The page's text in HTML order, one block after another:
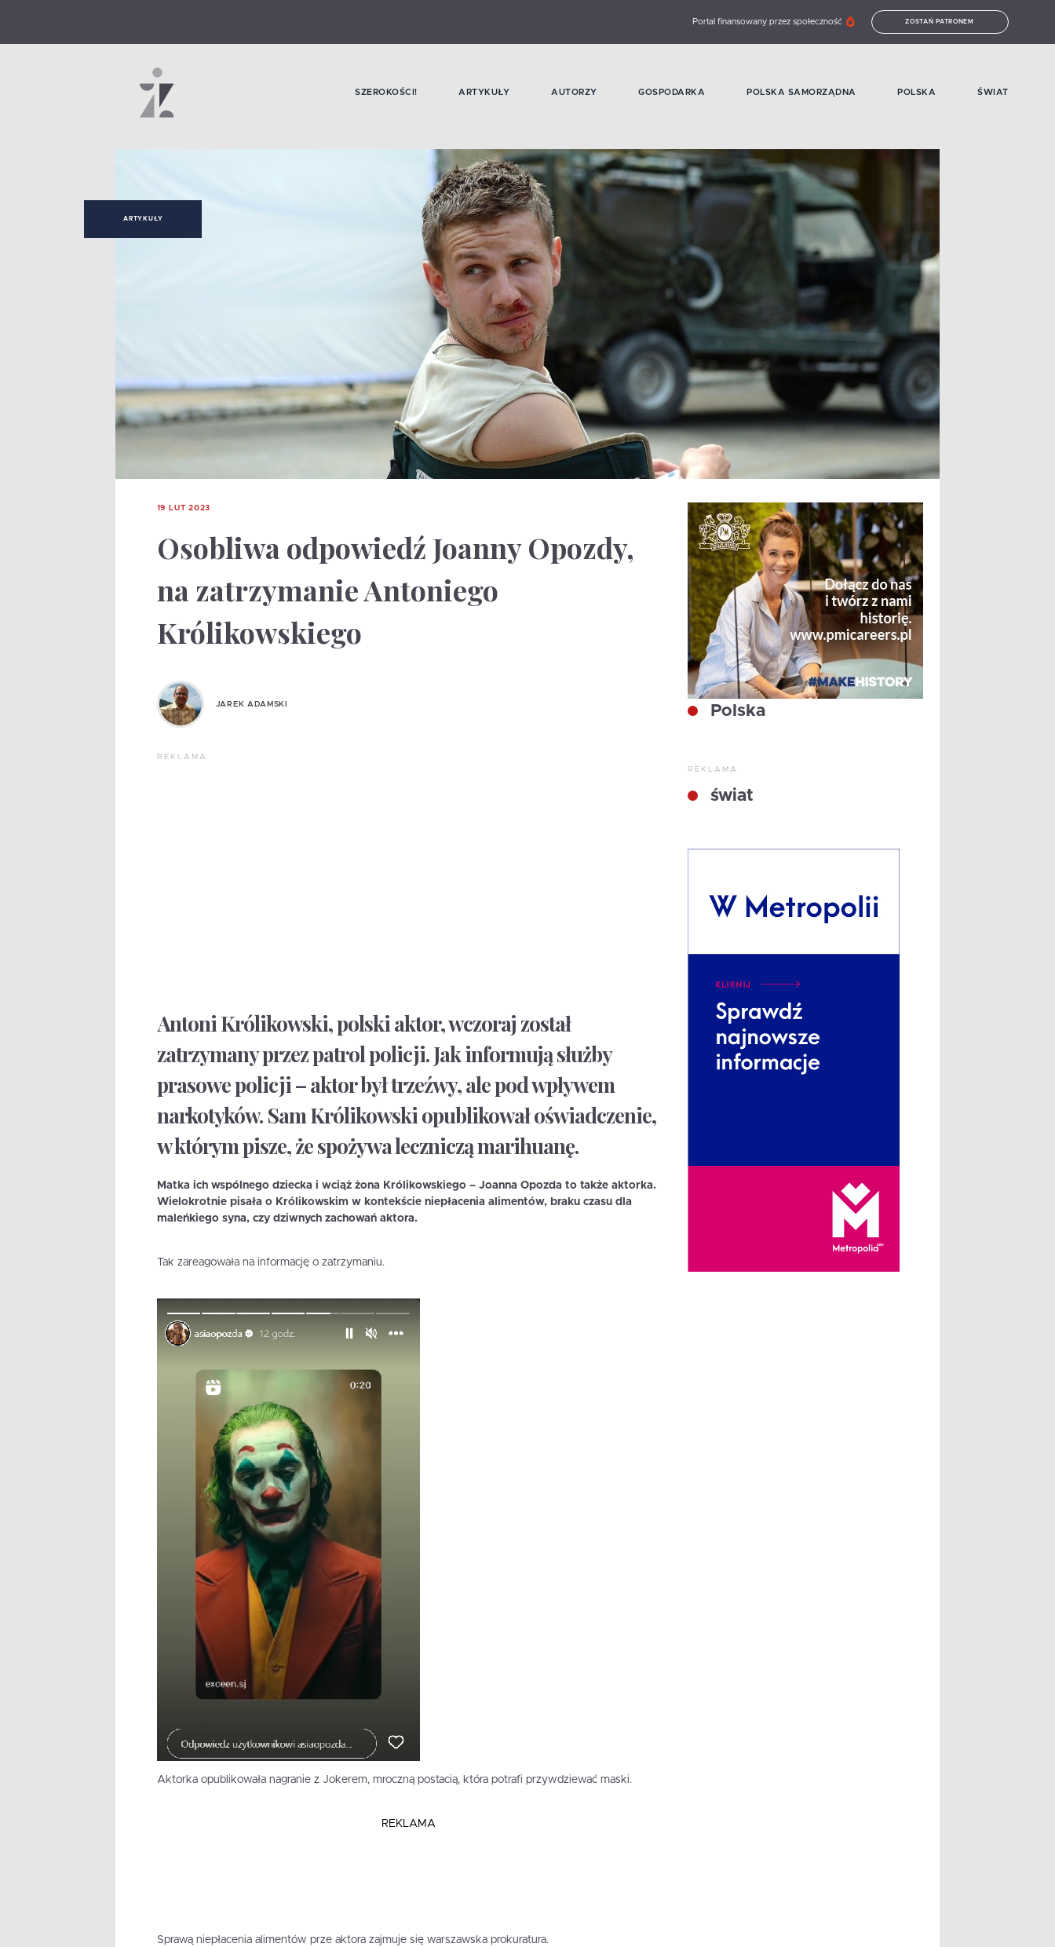
Portal finansowany przez społeczność ZOSTAŃ PATRONEM
SZEROKOŚCI! ARTYKUŁY AUTORZY GOSPODARKA POLSKA SAMORZĄDNA POLSKA ŚWIAT
ARTYKUŁY
19 LUT 2023
Osobliwa odpowiedź Joanny Opozdy,
na zatrzymanie Antoniego
Królikowskiego
JAREK ADAMSKI
REKLAMA
Antoni Królikowski, polski aktor, wczoraj został
zatrzymany przez patrol policji. Jak informują służby
prasowe policji – aktor był trzeźwy, ale pod wpływem
narkotyków. Sam Królikowski opublikował oświadczenie,
w którym pisze, że spożywa leczniczą marihuanę.
Matka ich wspólnego dziecka i wciąż żona Królikowskiego – Joanna Opozda to także aktorka.
Wielokrotnie pisała o Królikowskim w kontekście niepłacenia alimentów, braku czasu dla
maleńkiego syna, czy dziwnych zachowań aktora.
Tak zareagowała na informację o zatrzymaniu.
Aktorka opublikowała nagranie z Jokerem, mroczną postacią, która potrafi przywdziewać maski.
REKLAMA
Sprawą niepłacenia alimentów prze aktora zajmuje się warszawska prokuratura.
Polska
REKLAMA
świat